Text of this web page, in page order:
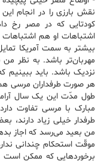
نقش بارزی را در انجام
کودتایی که در مصر رخ
اشتباهات او هم اشتباهات
بیشتر به سمت آمریکا
مهربان‌تر باشد. به نظر
نزدیک باشد. باید ببینیم
هر صورت طرفداران مرسی
طول مدّت این یک سال
مبارک با مرسی تفاوت دارد.
طرفدار خیلی زیاد دارند،
من بعید می‌رسد که اجاز
موقّت استحکام چندانی
برخوردهایی که ممکن است